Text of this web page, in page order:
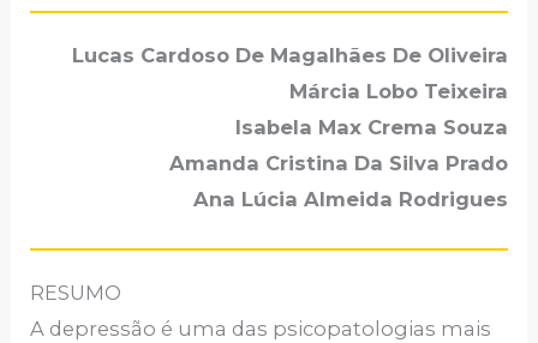
Lucas Cardoso De Magalhães De Oliveira
Márcia Lobo Teixeira
Isabela Max Crema Souza
Amanda Cristina Da Silva Prado
Ana Lúcia Almeida Rodrigues
RESUMO
A depressão é uma das psicopatologias mais